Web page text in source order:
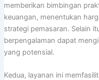
memberikan bimbingan
keuangan, menentukan
strategi pemasaran. Selain
berpengalaman dapat
yang potensial.
Kedua, layanan ini